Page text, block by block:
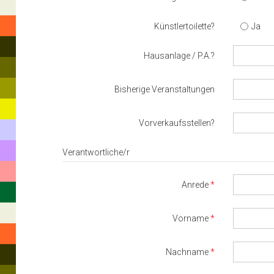
Künstlertoilette? Ja
Hausanlage / P.A.?
Bisherige Veranstaltungen
Vorverkaufsstellen?
Verantwortliche/r
Anrede
Vorname
Nachname